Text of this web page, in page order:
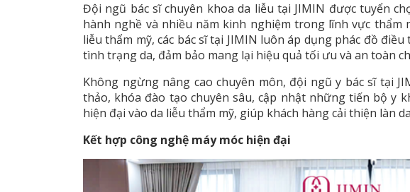
Đội ngũ bác sĩ chuyên khoa da liễu tại JIMIN được tuyển
hành nghề và nhiều năm kinh nghiệm trong lĩnh vực thẩm
liễu thẩm mỹ, các bác sĩ tại JIMIN luôn áp dụng phác đồ
tình trạng da, đảm bảo mang lại hiệu quả tối ưu và an toàn
Không ngừng nâng cao chuyên môn, đội ngũ y bác sĩ tại
thảo, khóa đào tạo chuyên sâu, cập nhật những tiến bộ y
hiện đại vào da liễu thẩm mỹ, giúp khách hàng cải thiện làn
Kết hợp công nghệ máy móc hiện đại